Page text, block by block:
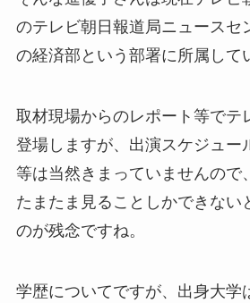
のテレビ朝日報道局ニュースセ
の経済部という部署に所属して
取材現場からのレポート等でテ
登場しますが、出演スケジュー
等は当然きまっていませんので、
たまたま見ることしかできない
のが残念ですね。
学歴についてですが、出身大学